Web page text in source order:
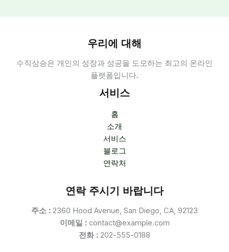
우리에 대해
수직상승은 개인의 성장과 성공을 도모하는 최고의 온라인
플랫폼입니다.
서비스
홈
소개
서비스
블로그
연락처
연락 주시기 바랍니다
주소 : 2360 Hood Avenue, San Diego, CA, 92123
이메일 : contact@example.com
전화 : 202-555-0188